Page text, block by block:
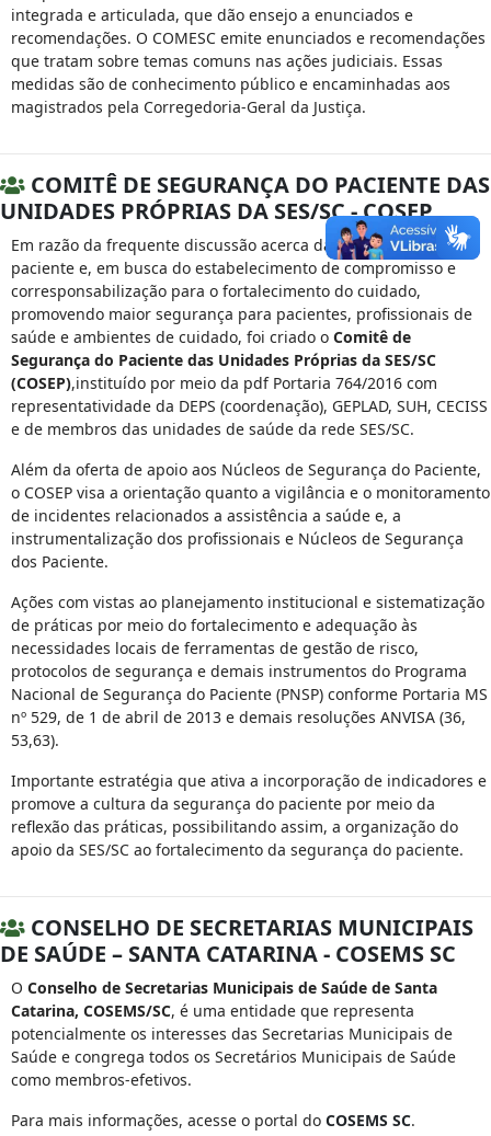
integrada e articulada, que dão ensejo a enunciados e
recomendações. O COMESC emite enunciados e recomendações
que tratam sobre temas comuns nas ações judiciais. Essas
medidas são de conhecimento público e encaminhadas aos
magistrados pela Corregedoria-Geral da Justiça.
COMITÊ DE SEGURANÇA DO PACIENTE DAS
UNIDADES PRÓPRIAS DA SES/SC - COSEP
Em razão da frequente discussão acerca da segurança do
paciente e, em busca do estabelecimento de compromisso e
corresponsabilização para o fortalecimento do cuidado,
promovendo maior segurança para pacientes, profissionais de
saúde e ambientes de cuidado, foi criado o Comitê de
Segurança do Paciente das Unidades Próprias da SES/SC
(COSEP),instituído por meio da pdf Portaria 764/2016 com
representatividade da DEPS (coordenação), GEPLAD, SUH, CECISS
e de membros das unidades de saúde da rede SES/SC.
Além da oferta de apoio aos Núcleos de Segurança do Paciente,
o COSEP visa a orientação quanto a vigilância e o monitoramento
de incidentes relacionados a assistência a saúde e, a
instrumentalização dos profissionais e Núcleos de Segurança
dos Paciente.
Ações com vistas ao planejamento institucional e sistematização
de práticas por meio do fortalecimento e adequação às
necessidades locais de ferramentas de gestão de risco,
protocolos de segurança e demais instrumentos do Programa
Nacional de Segurança do Paciente (PNSP) conforme Portaria MS
nº 529, de 1 de abril de 2013 e demais resoluções ANVISA (36,
53,63).
Importante estratégia que ativa a incorporação de indicadores e
promove a cultura da segurança do paciente por meio da
reflexão das práticas, possibilitando assim, a organização do
apoio da SES/SC ao fortalecimento da segurança do paciente.
CONSELHO DE SECRETARIAS MUNICIPAIS
DE SAÚDE – SANTA CATARINA - COSEMS SC
O Conselho de Secretarias Municipais de Saúde de Santa
Catarina, COSEMS/SC, é uma entidade que representa
potencialmente os interesses das Secretarias Municipais de
Saúde e congrega todos os Secretários Municipais de Saúde
como membros-efetivos.
Para mais informações, acesse o portal do COSEMS SC.